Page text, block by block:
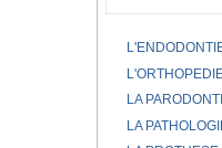
LA
LA